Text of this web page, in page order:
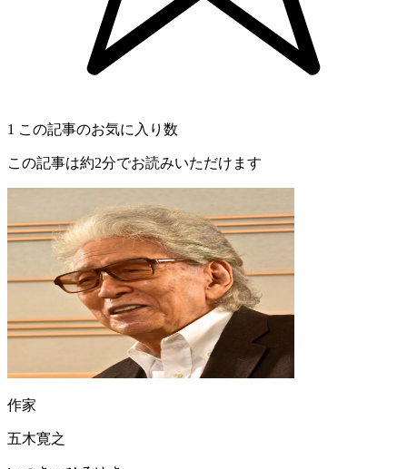
1 この記事のお気に入り数
この記事は約2分でお読みいただけます
作家
五木寛之